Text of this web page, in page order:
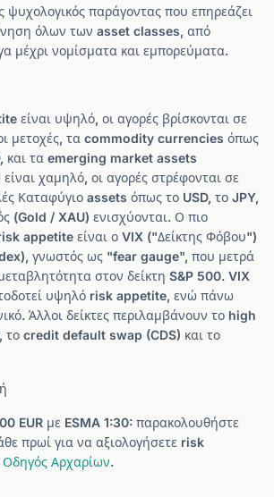
ψυχολογικός παράγοντας που επηρεάζει
όλων των asset classes, από
μέχρι νομίσματα και εμπορεύματα.
είναι υψηλό, οι αγορές βρίσκονται σε
μετοχές, τα commodity currencies όπως
και τα emerging market assets
χαμηλό, οι αγορές στρέφονται σε
Καταφύγιο assets όπως το USD, το JPY,
(Gold / XAU) ενισχύονται. Ο πιο
appetite είναι ο VIX ("Δείκτης Φόβου")
γνωστός ως "fear gauge", που μετρά
στον δείκτη S&P 500. VIX
υψηλό risk appetite, ενώ πάνω
Άλλοι δείκτες περιλαμβάνουν το high
credit default swap (CDS) και το
EUR με ESMA 1:30: παρακολουθήστε
πρωί για να αξιολογήσετε risk
Οδηγός Αρχαρίων.